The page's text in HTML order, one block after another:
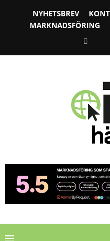
NYHETSBREV
MARKNADSFÖRING